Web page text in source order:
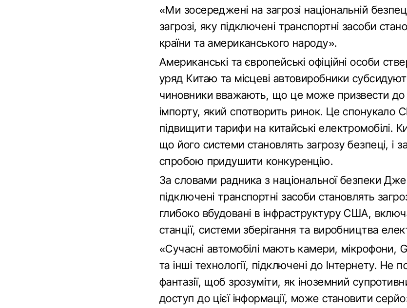
«Ми зосереджені на загрозі національній
загрозі, яку підключені транспортні засоби
країни та американського народу».
Американські та європейські офіційні особи
уряд Китаю та місцеві автовиробники
чиновники вважають, що це може призвести до
імпорту, який спотворить ринок. Це спонукало
підвищити тарифи на китайські електромобілі.
що його системи становлять загрозу безпеці, і
спробою придушити конкуренцію.
За словами радника з національної безпеки
підключені транспортні засоби становлять
глибоко вбудовані в інфраструктуру США,
станції, системи зберігання та виробництва
«Сучасні автомобілі мають камери, мікрофони,
та інші технології, підключені до Інтернету. Не
фантазії, щоб зрозуміти, як іноземний
доступ до цієї інформації, може становити